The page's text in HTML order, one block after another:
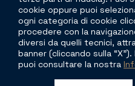
Viale G. Mazzini, 11
00195 Roma
+39 335 1697665
info@studioinzaghi.com
cookie oppure puoi
ogni categoria di cookie
procedere con la
diversi da quelli tecnici,
banner (cliccando sulla
puoi consultare la nostra